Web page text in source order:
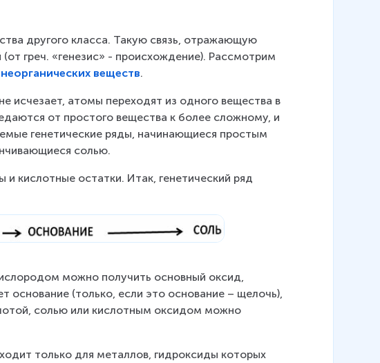
другого класса. Такую связь, отражающую
греч. «генезис» - происхождение). Рассмотрим
неорганических веществ.
исчезает, атомы переходят из одного вещества в
от простого вещества к более сложному, и
генетические ряды, начинающиеся простым
солью.
кислотные остатки. Итак, генетический ряд
можно получить основный оксид,
основание (только, если это основание – щелочь),
солью или кислотным оксидом можно
только для металлов, гидроксиды которых